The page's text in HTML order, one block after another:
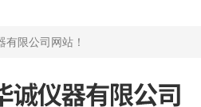
有限公司网站 ！